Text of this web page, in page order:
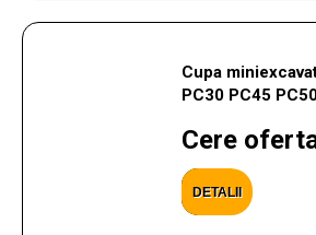
Cupa
PC30 PC45
Cere
DETALII